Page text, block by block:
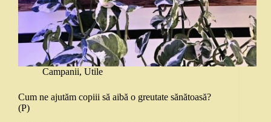
Campanii, Utile
Cum ne ajutăm copiii să aibă o greutate sănătoasă?
(P)